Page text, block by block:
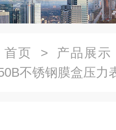
首页 > 产品展示
不锈钢膜盒压力